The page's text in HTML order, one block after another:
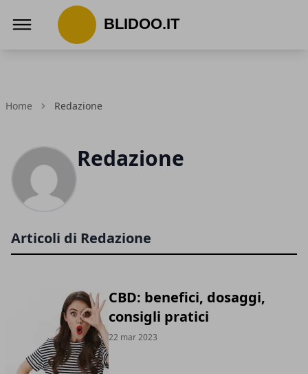
Home Redazione
Redazione
Articoli di Redazione
CBD: benefici, dosaggi,
consigli pratici
22 mar 2023